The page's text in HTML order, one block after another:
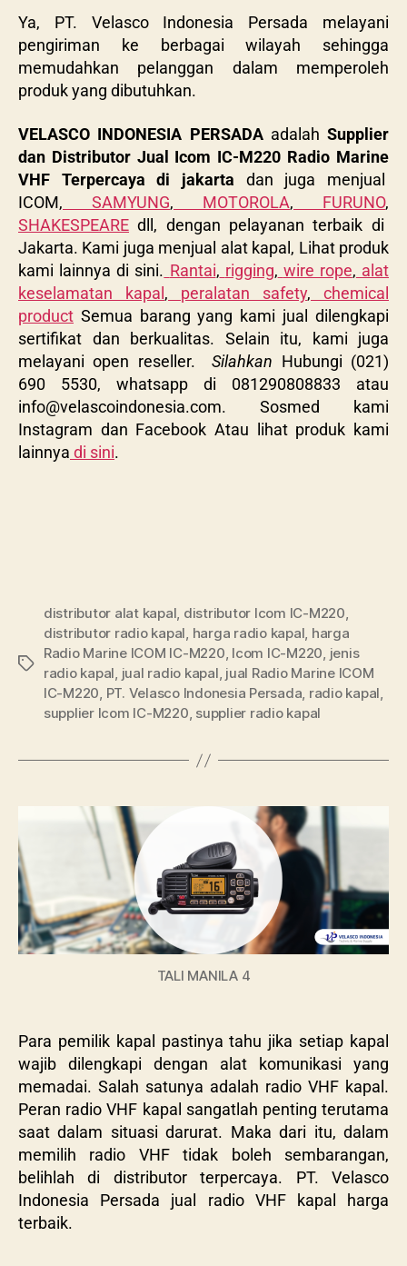
Ya, PT. Velasco Indonesia Persada melayani
pengiriman ke berbagai wilayah sehingga
memudahkan pelanggan dalam memperoleh
produk yang dibutuhkan.
VELASCO INDONESIA PERSADAadalah Supplier
dan Distributor Jual Icom IC-M220 Radio Marine
VHF Terpercaya di jakarta dan juga menjual
ICOM,
SAMYUNG, MOTOROLA, FURUNO,
SHAKESPEARE dll, dengan pelayanan terbaik di
Jakarta. Kami juga menjual alat kapal, Lihat produk
kami lainnya di sini. Rantai, rigging, wire rope, alat
keselamatan kapal , peralatan safety,
chemical
product Semua barang yang kami jual dilengkapi
sertifikat dan berkualitas. Selain itu, kami juga
melayani open reseller.Silahkan Hubungi (021)
690 5530, whatsapp di 081290808833 atau
info@velascoindonesia.com. Sosmed kami
Instagram dan Facebook Atau lihat produk kami
lainnya di sini.
distributor alat kapal, distributor Icom IC-M220,
distributor radio kapal, harga radio kapal, harga
Radio Marine ICOM IC-M220, Icom IC-M220, jenis
radio kapal, jual radio kapal, jual Radio Marine ICOM
IC-M220, PT. Velasco Indonesia Persada, radio kapal,
supplier Icom IC-M220, supplier radio kapal
TALI MANILA 4
Para pemilik kapal pastinya tahu jika setiap kapal
wajib dilengkapi dengan alat komunikasi yang
memadai. Salah satunya adalah radio VHF kapal.
Peran radio VHF kapal sangatlah penting terutama
saat dalam situasi darurat. Maka dari itu, dalam
memilih radio VHF tidak boleh sembarangan,
belihlah di distributor terpercaya. PT. Velasco
Indonesia Persada jual radio VHF kapal harga
terbaik.